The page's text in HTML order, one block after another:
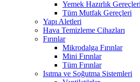
Yemek Hazırlık Gereçleri
Tüm Mutfak Gereçleri
Yapı Aletleri
Hava Temizleme Cihazları
Fırınlar
Mikrodalga Fırınlar
Mini Fırınlar
Tüm Fırınlar
Isıtma ve Soğutma Sistemleri